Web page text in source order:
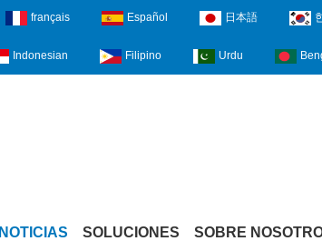
français Español 日本語
Indonesian Filipino Urdu
NOTICIAS SOLUCIONES SOBRE